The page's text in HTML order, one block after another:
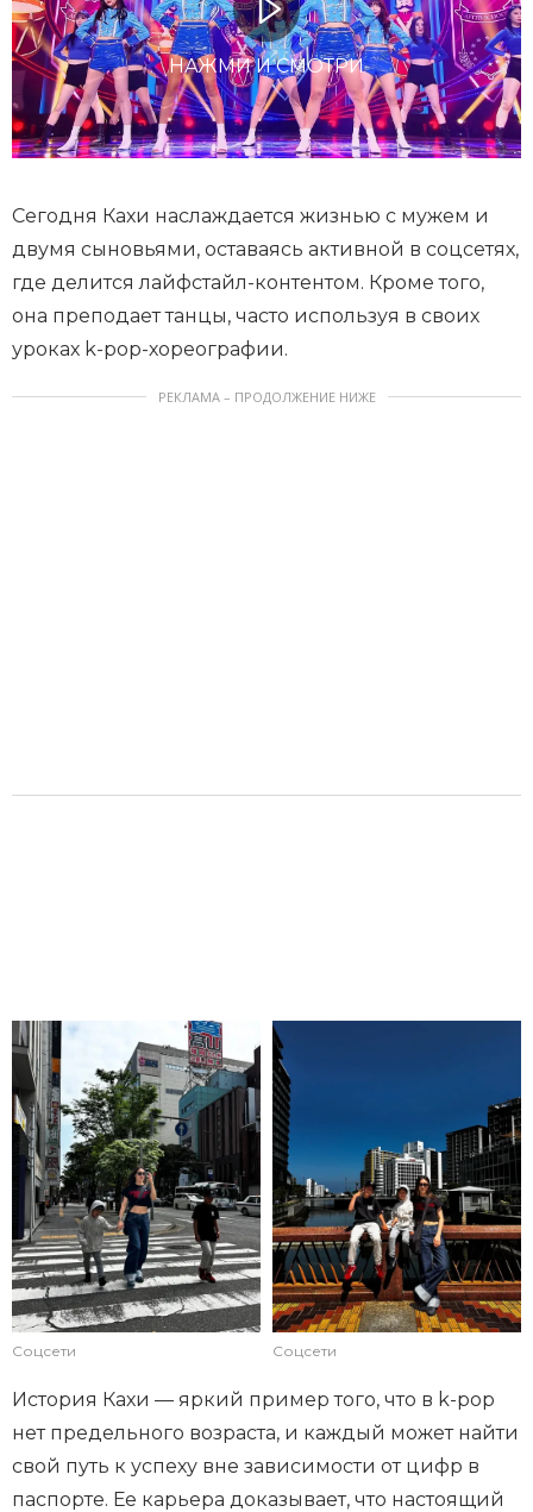
НАЖМИ И СМОТРИ
Сегодня Кахи наслаждается жизнью с мужем и
двумя сыновьями, оставаясь активной в соцсетях,
где делится лайфстайл-контентом. Кроме того,
она преподает танцы, часто используя в своих
уроках k-pop-хореографии.
РЕКЛАМА – ПРОДОЛЖЕНИЕ НИЖЕ
Соцсети Соцсети
История Кахи — яркий пример того, что в k-pop
нет предельного возраста, и каждый может найти
свой путь к успеху вне зависимости от цифр в
паспорте. Ее карьера доказывает, что настоящий